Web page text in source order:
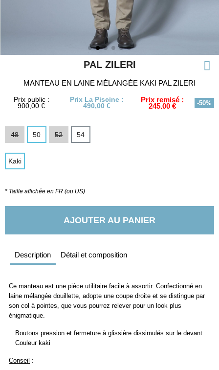
PAL ZILERI
MANTEAU EN LAINE MÉLANGÉE KAKI PAL ZILERI
Prix public :
900,00 €
Prix La Piscine :
490,00 €
Prix remisé :
245,00 € -50%
48 50 52 54
Kaki
* Taille affichée en FR (ou US)
AJOUTER AU PANIER
Description Détail et composition
Ce manteau est une pièce utilitaire facile à assortir. Confectionné en
laine mélangée douillette, adopte une coupe droite et se distingue par
son col à pointes, que vous pourrez relever pour un look plus
énigmatique.
Boutons pression et fermeture à glissière dissimulés sur le devant.
Couleur kaki
Conseil :